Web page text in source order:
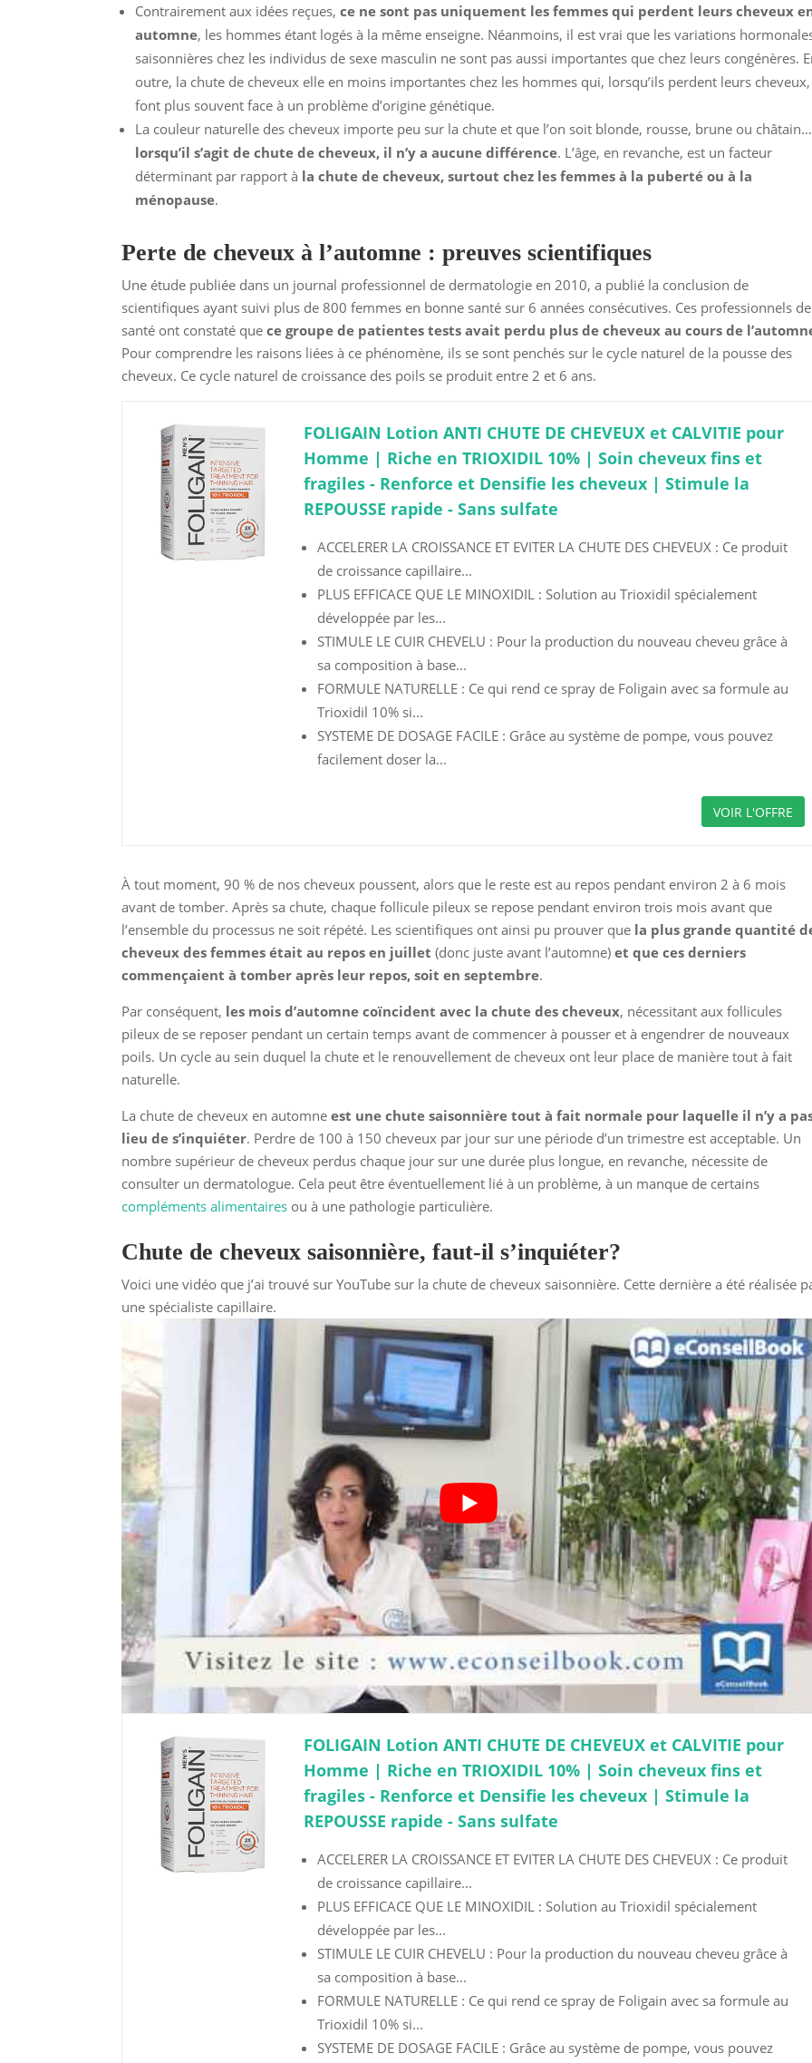
Contrairement aux idées reçues,ce ne sont pas uniquement les femmes qui perdent leurs cheveux
automne, les hommes étant logés à la même enseigne. Néanmoins, il est vrai que les variations
saisonnières chez les individus de sexe masculin ne sont pas aussi importantes que chez leurs congénères.
outre, la chute de cheveux elle en moins importantes chez les hommes qui, lorsqu’ils perdent leurs cheveux,
font plus souvent face à un problème d’origine génétique.
La couleur naturelle des cheveux importe peu sur la chute et que l’on soit blonde, rousse, brune ou châtain…
lorsqu’il s’agit de chute de cheveux, il n’y a aucune différence. L’âge, en revanche, est un facteur
déterminant par rapport à la chute de cheveux, surtout chez les femmes à la puberté ou à la
ménopause.
Perte de cheveux à l’automne : preuves scientifiques
Une étude publiée dans un journal professionnel de dermatologie en 2010, a publié la conclusion de
scientifiques ayant suivi plus de 800 femmes en bonne santé sur 6 années consécutives. Ces professionnels de
santé ont constaté quece groupe de patientes tests avait perdu plus de cheveux au cours de
Pour comprendre les raisons liées à ce phénomène, ils se sont penchés sur le cycle naturel de la pousse des
cheveux. Ce cycle naturel de croissance des poils se produit entre 2 et 6 ans.
FOLIGAIN Lotion ANTI CHUTE DE CHEVEUX et CALVITIE pour
Homme | Riche en TRIOXIDIL 10% | Soin cheveux fins et
fragiles - Renforce et Densifie les cheveux | Stimule la
REPOUSSE rapide - Sans sulfate
ACCELERER LA CROISSANCE ET EVITER LA CHUTE DES CHEVEUX : Ce produit
de croissance capillaire...
PLUS EFFICACE QUE LE MINOXIDIL : Solution au Trioxidil spécialement
développée par les...
STIMULE LE CUIR CHEVELU : Pour la production du nouveau cheveu grâce à
sa composition à base...
FORMULE NATURELLE : Ce qui rend ce spray de Foligain avec sa formule au
Trioxidil 10% si...
SYSTEME DE DOSAGE FACILE : Grâce au système de pompe, vous pouvez
facilement doser la...
VOIR L'OFFRE
À tout moment, 90 % de nos cheveux poussent, alors que le reste est au repos pendant environ 2 à 6 mois
avant de tomber. Après sa chute, chaque follicule pileux se repose pendant environ trois mois avant que
l’ensemble du processus ne soit répété. Les scientifiques ont ainsi pu prouver que la plus grande quantité
cheveux des femmes était au repos en juillet (donc juste avant l’automne) et que ces derniers
commençaient à tomber après leur repos, soit en septembre.
Par conséquent, les mois d’automne coïncident avec la chute des cheveux, nécessitant aux follicules
pileux de se reposer pendant un certain temps avant de commencer à pousser et à engendrer de nouveaux
poils. Un cycle au sein duquel la chute et le renouvellement de cheveux ont leur place de manière tout à fait
naturelle.
La chute de cheveux en automneest une chute saisonnière tout à fait normale pour laquelle il n’y a
lieu de s’inquiéter. Perdre de 100 à 150 cheveux par jour sur une période d’un trimestre est acceptable. Un
nombre supérieur de cheveux perdus chaque jour sur une durée plus longue, en revanche, nécessite de
consulter un dermatologue. Cela peut être éventuellement lié à un problème, à un manque de certains
compléments alimentaires ou à une pathologie particulière.
Chute de cheveux saisonnière, faut-il s’inquiéter?
Voici une vidéo que j’ai trouvé sur YouTube sur la chute de cheveux saisonnière. Cette dernière a été réalisée
une spécialiste capillaire.
FOLIGAIN Lotion ANTI CHUTE DE CHEVEUX et CALVITIE pour
Homme | Riche en TRIOXIDIL 10% | Soin cheveux fins et
fragiles - Renforce et Densifie les cheveux | Stimule la
REPOUSSE rapide - Sans sulfate
ACCELERER LA CROISSANCE ET EVITER LA CHUTE DES CHEVEUX : Ce produit
de croissance capillaire...
PLUS EFFICACE QUE LE MINOXIDIL : Solution au Trioxidil spécialement
développée par les...
STIMULE LE CUIR CHEVELU : Pour la production du nouveau cheveu grâce à
sa composition à base...
FORMULE NATURELLE : Ce qui rend ce spray de Foligain avec sa formule au
Trioxidil 10% si...
SYSTEME DE DOSAGE FACILE : Grâce au système de pompe, vous pouvez